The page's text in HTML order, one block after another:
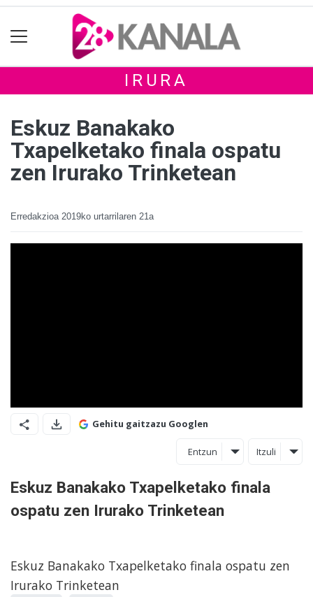
IRURA
Eskuz Banakako
Txapelketako finala ospatu
zen Irurako Trinketean
Erredakzioa 2019ko urtarrilaren 21a
Gehitu gaitzazu Googlen
Entzun Itzuli
Eskuz Banakako Txapelketako finala
ospatu zen Irurako Trinketean
Eskuz Banakako Txapelketako finala ospatu zen
Irurako Trinketean